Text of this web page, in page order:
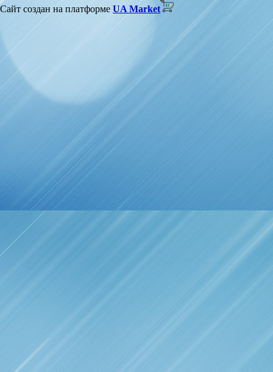
Сайт создан на платформе UA Market